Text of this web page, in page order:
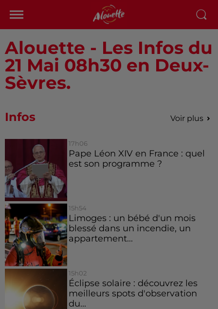
Alouette - Les Infos du
21 Mai 08h30 en Deux-
Sèvres.
Infos Voir plus
17h06
Pape Léon XIV en France : quel
est son programme ?
15h54
Limoges : un bébé d'un mois
blessé dans un incendie, un
appartement...
15h02
Éclipse solaire : découvrez les
meilleurs spots d'observation
du...